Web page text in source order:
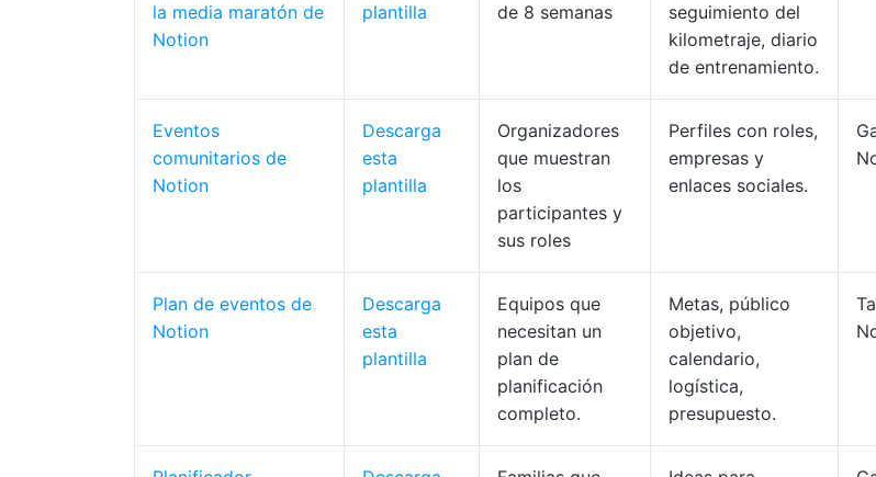
la media maratón de
Notion
plantilla
de 8 semanas
seguimiento del
kilometraje, diario
de entrenamiento.
Eventos
comunitarios de
Notion
Descarga
esta
plantilla
Organizadores
que muestran
los
participantes y
sus roles
Perfiles con roles,
empresas y
enlaces sociales.
Plan de eventos de
Notion
Descarga
esta
plantilla
Equipos que
necesitan un
plan de
planificación
completo.
Metas, público
objetivo,
calendario,
logística,
presupuesto.